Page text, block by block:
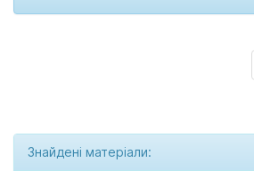
Знайдені матеріали: